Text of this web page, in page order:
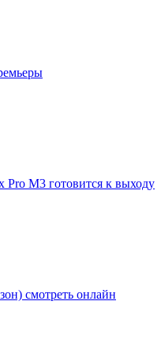
M3 готовится к выходу
смотреть онлайн